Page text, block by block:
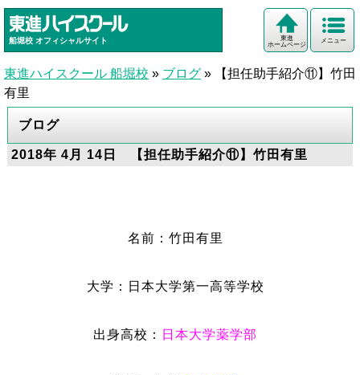
船堀校 オフィシャルサイト メニュー
東進
ホームページ
東進ハイスクール 船堀校 » ブログ »
【担任助手紹介⑪】竹田
有里
ブログ
2018年 4月 14日 【担任助手紹介⑪】竹田有里
名前：竹田有里
大学：日本大学第一高等学校
出身高校： 日本大学薬学部